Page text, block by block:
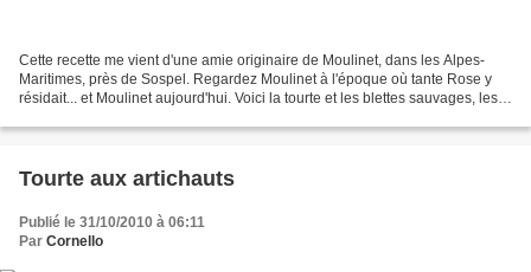
Cette recette me vient d'une amie originaire de Moulinet, dans les Alpes-
Maritimes, près de Sospel. Regardez Moulinet à l'époque où tante Rose y
résidait... et Moulinet aujourd'hui. Voici la tourte et les blettes sauvages, les
Tourte aux artichauts
Publié le 31/10/2010 à 06:11
Par Cornello